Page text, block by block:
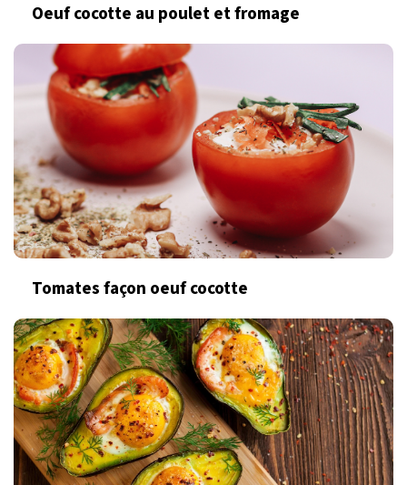
Oeuf cocotte au poulet et fromage
Tomates façon oeuf cocotte